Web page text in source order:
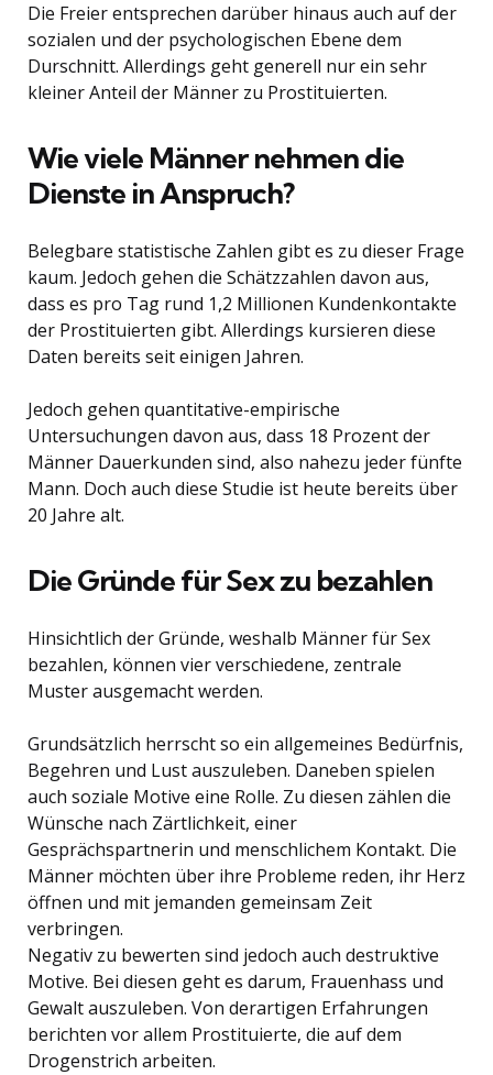
Die Freier entsprechen darüber hinaus auch auf der
sozialen und der psychologischen Ebene dem
Durschnitt. Allerdings geht generell nur ein sehr
kleiner Anteil der Männer zu Prostituierten.
Wie viele Männer nehmen die
Dienste in Anspruch?
Belegbare statistische Zahlen gibt es zu dieser Frage
kaum. Jedoch gehen die Schätzzahlen davon aus,
dass es pro Tag rund 1,2 Millionen Kundenkontakte
der Prostituierten gibt. Allerdings kursieren diese
Daten bereits seit einigen Jahren.
Jedoch gehen quantitative-empirische
Untersuchungen davon aus, dass 18 Prozent der
Männer Dauerkunden sind, also nahezu jeder fünfte
Mann. Doch auch diese Studie ist heute bereits über
20 Jahre alt.
Die Gründe für Sex zu bezahlen
Hinsichtlich der Gründe, weshalb Männer für Sex
bezahlen, können vier verschiedene, zentrale
Muster ausgemacht werden.
Grundsätzlich herrscht so ein allgemeines Bedürfnis,
Begehren und Lust auszuleben. Daneben spielen
auch soziale Motive eine Rolle. Zu diesen zählen die
Wünsche nach Zärtlichkeit, einer
Gesprächspartnerin und menschlichem Kontakt. Die
Männer möchten über ihre Probleme reden, ihr Herz
öffnen und mit jemanden gemeinsam Zeit
verbringen.
Negativ zu bewerten sind jedoch auch destruktive
Motive. Bei diesen geht es darum, Frauenhass und
Gewalt auszuleben. Von derartigen Erfahrungen
berichten vor allem Prostituierte, die auf dem
Drogenstrich arbeiten.